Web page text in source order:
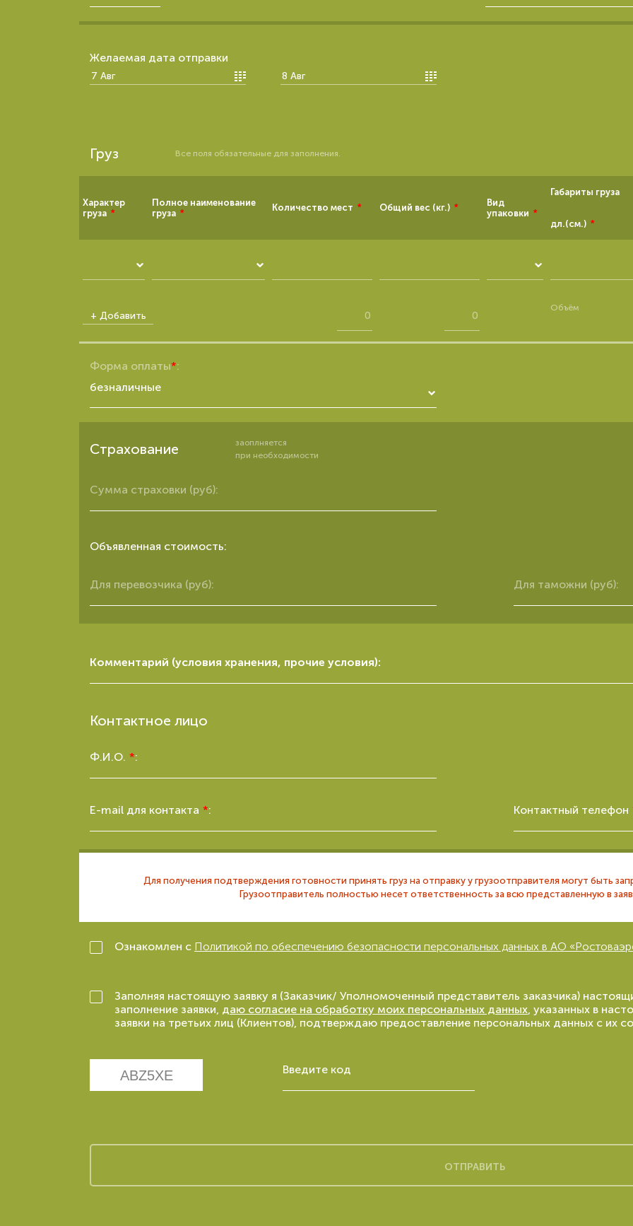
Желаемая дата отправки
Груз Все поля обязательные для заполнения.
Характер
груза *
Полное наименование
груза *
Количество мест * Общий вес (кг.) *
Вид
упаковки *
Габариты груза
дл.(см.) *
Объём
Форма оплаты*:
безналичные
Страхование
заоплняется
при необходимости
Сумма страховки (руб):
Объявленная стоимость:
Для перевозчика (руб): Для таможни (руб):
Комментарий (условия хранения, прочие условия):
Контактное лицо
Ф.И.О. *:
E-mail для контакта *: Контактный телефон
Для получения подтверждения готовности принять груз на отправку у грузоотправителя могут быть
Грузоотправитель полностью несет ответственность за всю представленную в
Ознакомлен с Политикой по обеспечению безопасности персональных данных в АО
Заполняя настоящую заявку я (Заказчик/ Уполномоченный представитель заказчика)
заполнение заявки, даю согласие на обработку моих персональных данных, указанных в
заявки на третьих лиц (Клиентов), подтверждаю предоставление персональных данных с их
Введите код